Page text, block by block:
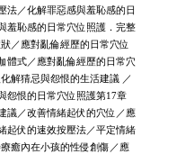
法／化解罪惡感與羞恥感的日
羞恥感的日常穴位照護．完整
／應對亂倫經歷的日常穴位
體式／應對亂倫經歷的日常穴
解猜忌與怨恨的生活建議 ／
怨恨的日常穴位照護第17章
議／改善情緒起伏的穴位／應
起伏的速效按壓法／平定情緒
癒內在小孩的性侵創傷／應